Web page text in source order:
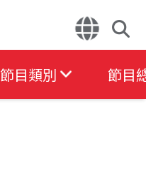
節目類別 節目